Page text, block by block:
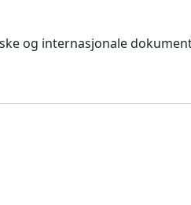
og internasjonale